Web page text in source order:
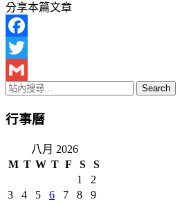
分享本篇文章
Facebook
Twitter
Gmail
行事曆
八月 2026
M T W T F S S
1
2
3
4 5 6 7 8
9